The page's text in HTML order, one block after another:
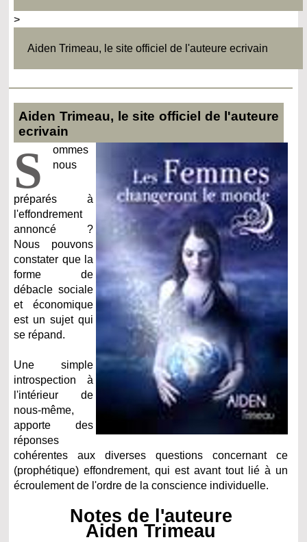
>
Aiden Trimeau, le site officiel de l'auteure ecrivain
Aiden Trimeau, le site officiel de l'auteure
ecrivain
S
ommes
nous
préparés à
l'effondrement
annoncé ?
Nous pouvons
constater que la
forme de
débacle sociale
et économique
est un sujet qui
se répand.
Une simple
introspection à
l'intérieur de
nous-même,
apporte des
réponses
cohérentes aux diverses questions concernant ce
(prophétique) effondrement, qui est avant tout lié à un
écroulement de l'ordre de la conscience individuelle.
Notes de l'auteure
Aiden Trimeau